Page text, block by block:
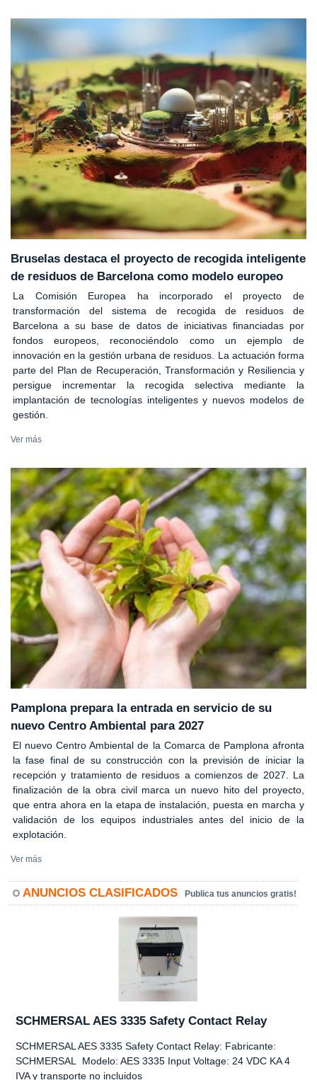
Bruselas destaca el proyecto de recogida inteligente
de residuos de Barcelona como modelo europeo
La Comisión Europea ha incorporado el proyecto de
transformación del sistema de recogida de residuos de
Barcelona a su base de datos de iniciativas financiadas por
fondos europeos, reconociéndolo como un ejemplo de
innovación en la gestión urbana de residuos. La actuación forma
parte del Plan de Recuperación, Transformación y Resiliencia y
persigue incrementar la recogida selectiva mediante la
implantación de tecnologías inteligentes y nuevos modelos de
gestión.
Ver más
Pamplona prepara la entrada en servicio de su
nuevo Centro Ambiental para 2027
El nuevo Centro Ambiental de la Comarca de Pamplona afronta
la fase final de su construcción con la previsión de iniciar la
recepción y tratamiento de residuos a comienzos de 2027. La
finalización de la obra civil marca un nuevo hito del proyecto,
que entra ahora en la etapa de instalación, puesta en marcha y
validación de los equipos industriales antes del inicio de la
explotación.
Ver más
ANUNCIOS CLASIFICADOS Publica tus anuncios gratis!
SCHMERSAL AES 3335 Safety Contact Relay
SCHMERSAL AES 3335 Safety Contact Relay: Fabricante:
SCHMERSAL Modelo: AES 3335 Input Voltage: 24 VDC KA 4
IVA y transporte no incluidos